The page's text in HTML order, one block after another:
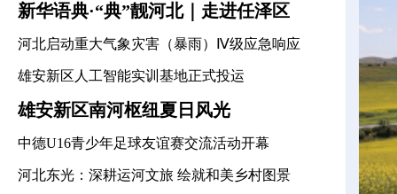
新华语典·“典”靓河北｜走进任泽区
河北启动重大气象灾害（暴雨）Ⅳ级应急响应
雄安新区人工智能实训基地正式投运
雄安新区南河枢纽夏日风光
中德U16青少年足球友谊赛交流活动开幕
河北东光：深耕运河文旅 绘就和美乡村图景